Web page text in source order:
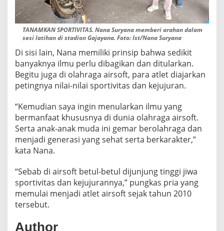
TANAMKAN SPORTIVITAS. Nana Suryana memberi arahan dalam
sesi latihan di stadion Gajayana. Foto: Ist/Nana Suryana
Di sisi lain, Nana memiliki prinsip bahwa sedikit
banyaknya ilmu perlu dibagikan dan ditularkan.
Begitu juga di olahraga airsoft, para atlet diajarkan
petingnya nilai-nilai sportivitas dan kejujuran.
“Kemudian saya ingin menularkan ilmu yang
bermanfaat khususnya di dunia olahraga airsoft.
Serta anak-anak muda ini gemar berolahraga dan
menjadi generasi yang sehat serta berkarakter,”
kata Nana.
“Sebab di airsoft betul-betul dijunjung tinggi jiwa
sportivitas dan kejujurannya,” pungkas pria yang
memulai menjadi atlet airsoft sejak tahun 2010
tersebut.
Author